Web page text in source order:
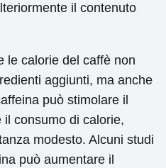
il contenuto
le calorie del caffè non
aggiunti, ma anche
può stimolare il
consumo di calorie,
modesto. Alcuni studi
può aumentare il